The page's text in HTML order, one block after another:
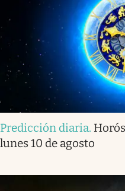
Predicción diaria.
lunes 10 de agosto